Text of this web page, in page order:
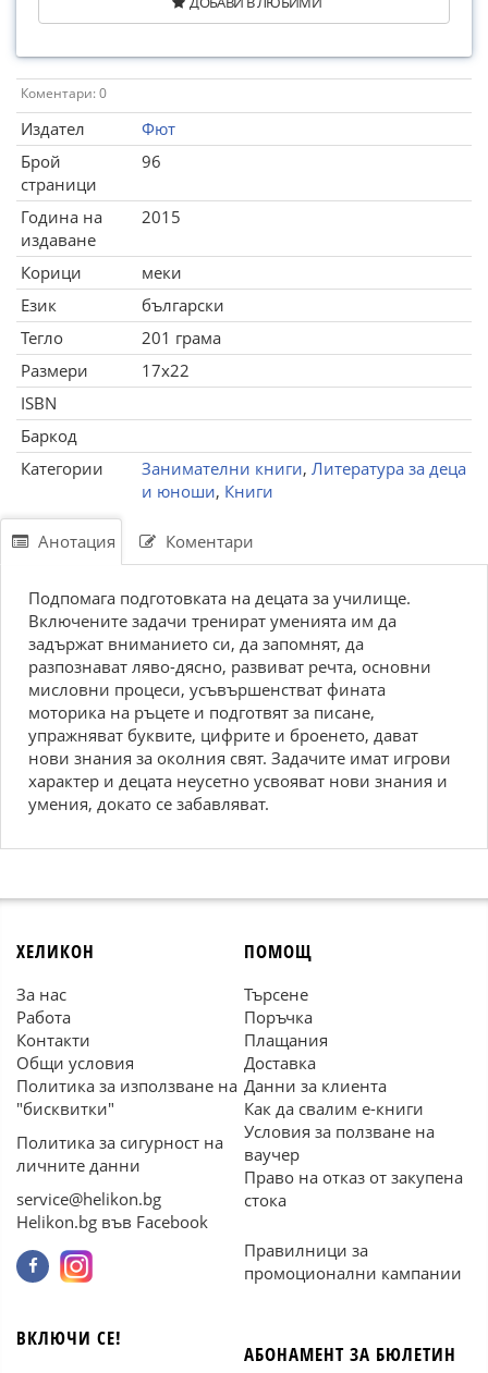
Коментари: 0
Издател
Фют
Брой
страници
96
Година на
издаване
2015
Корици
меки
Език
български
Тегло
201 грама
Размери
17x22
ISBN
Баркод
Категории
Занимателни книги, Литература за деца
и юноши, Книги
Анотация Коментари
Подпомага подготовката на децата за училище.
Включените задачи тренират уменията им да
задържат вниманието си, да запомнят, да
разпознават ляво-дясно, развиват речта, основни
мисловни процеси, усъвършенстват фината
моторика на ръцете и подготвят за писане,
упражняват буквите, цифрите и броенето, дават
нови знания за околния свят. Задачите имат игрови
характер и децата неусетно усвояват нови знания и
умения, докато се забавляват.
ХЕЛИКОН
За нас
Работа
Контакти
Общи условия
Политика за използване на
"бисквитки"
Политика за сигурност на
личните данни
service@helikon.bg
Helikon.bg във Facebook
ПОМОЩ
Търсене
Поръчка
Плащания
Доставка
Данни за клиента
Как да свалим е-книги
Условия за ползване на
ваучер
Право на отказ от закупена
стока
Правилници за
промоционални кампании
ВКЛЮЧИ СЕ!
АБОНАМЕНТ ЗА БЮЛЕТИН